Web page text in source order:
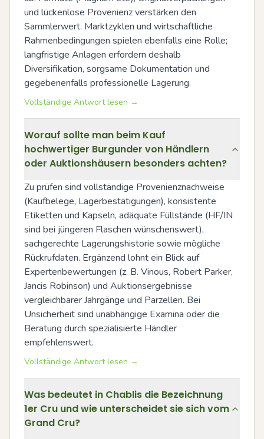
und lückenlose Provenienz verstärken den
Sammlerwert. Marktzyklen und wirtschaftliche
Rahmenbedingungen spielen ebenfalls eine Rolle;
langfristige Anlagen erfordern deshalb
Diversifikation, sorgsame Dokumentation und
gegebenenfalls professionelle Lagerung.
Vollständige Antwort lesen →
Worauf sollte man beim Kauf
hochwertiger Burgunder von Händlern
oder Auktionshäusern besonders achten?
Zu prüfen sind vollständige Provenienznachweise
(Kaufbelege, Lagerbestätigungen), konsistente
Etiketten und Kapseln, adäquate Füllstände (HF/IN
sind bei jüngeren Flaschen wünschenswert),
sachgerechte Lagerungshistorie sowie mögliche
Rückrufdaten. Ergänzend lohnt ein Blick auf
Expertenbewertungen (z. B. Vinous, Robert Parker,
Jancis Robinson) und Auktionsergebnisse
vergleichbarer Jahrgänge und Parzellen. Bei
Unsicherheit sind unabhängige Examina oder die
Beratung durch spezialisierte Händler
empfehlenswert.
Vollständige Antwort lesen →
Was bedeutet in Chablis die Bezeichnung
1er Cru und wie unterscheidet sie sich vom
Grand Cru?